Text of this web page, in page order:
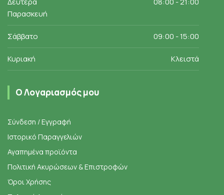
Παρασκευή
Σάββατο 09:00 - 15:00
Κυριακή Κλειστά
Ο Λογαριασμός μου
Σύνδεση / Εγγραφή
Ιστορικό Παραγγελιών
Αγαπημένα προϊόντα
Πολιτική Ακυρώσεων & Επιστροφών
Όροι Χρήσης